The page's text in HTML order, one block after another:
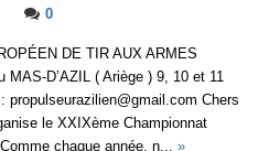
0
DE TIR AUX ARMES
MAS-D’AZIL ( Ariège ) 9, 10 et 11
propulseurazilien@gmail.com Chers
le XXIXème Championnat
chaque année, n... »